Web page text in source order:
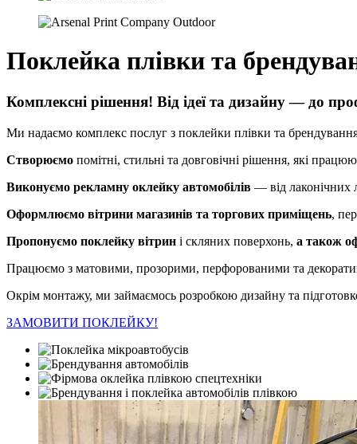
Поклейка плівки та
Комплексні рішення! Від ідеї та дизайну — до
Ми надаємо комплекс послуг з поклейки плівки та брендування
Створюємо помітні, стильні та довговічні рішення, які
Виконуємо рекламну оклейку автомобілів — від лаконічних
Оформлюємо вітрини магазинів та торгових приміщень,
Пропонуємо поклейку вітрин і скляних поверхонь, а також
Працюємо з матовими, прозорими, перфорованими та
Окрім монтажу, ми займаємось розробкою дизайну та
ЗАМОВИТИ ПОКЛЕЙКУ!